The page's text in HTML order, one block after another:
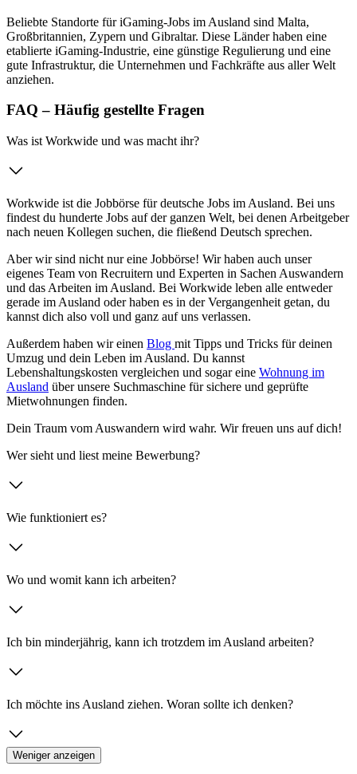
Beliebte Standorte für iGaming-Jobs im Ausland sind Malta,
Großbritannien, Zypern und Gibraltar. Diese Länder haben eine
etablierte iGaming-Industrie, eine günstige Regulierung und eine
gute Infrastruktur, die Unternehmen und Fachkräfte aus aller Welt
anziehen.
FAQ – Häufig gestellte Fragen
Was ist Workwide und was macht ihr?
Workwide ist die Jobbörse für deutsche Jobs im Ausland. Bei uns
findest du hunderte Jobs auf der ganzen Welt, bei denen Arbeitgeber
nach neuen Kollegen suchen, die fließend Deutsch sprechen.
Aber wir sind nicht nur eine Jobbörse! Wir haben auch unser
eigenes Team von Recruitern und Experten in Sachen Auswandern
und das Arbeiten im Ausland. Bei Workwide leben alle entweder
gerade im Ausland oder haben es in der Vergangenheit getan, du
kannst dich also voll und ganz auf uns verlassen.
Außerdem haben wir einen Blog mit Tipps und Tricks für deinen
Umzug und dein Leben im Ausland. Du kannst
Lebenshaltungskosten vergleichen und sogar eine Wohnung im
Ausland über unsere Suchmaschine für sichere und geprüfte
Mietwohnungen finden.
Dein Traum vom Auswandern wird wahr. Wir freuen uns auf dich!
Wer sieht und liest meine Bewerbung?
Wie funktioniert es?
Wo und womit kann ich arbeiten?
Ich bin minderjährig, kann ich trotzdem im Ausland arbeiten?
Ich möchte ins Ausland ziehen. Woran sollte ich denken?
Weniger anzeigen